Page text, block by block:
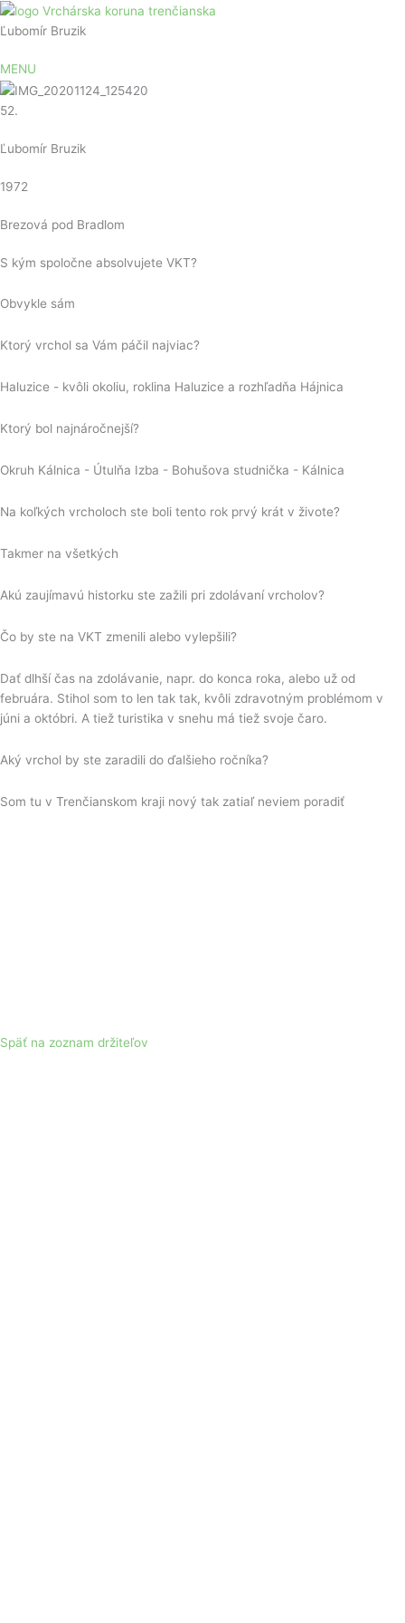
Preskočiť
na
Ľubomír Bruzik
MENU
52.
Ľubomír Bruzik
1972
Brezová pod Bradlom
S kým spoločne absolvujete VKT?
Obvykle sám
Ktorý vrchol sa Vám páčil najviac?
Haluzice - kvôli okoliu, roklina Haluzice a rozhľadňa Hájnica
Ktorý bol najnáročnejší?
Okruh Kálnica - Útulňa Izba - Bohušova studnička - Kálnica
Na koľkých vrcholoch ste boli tento rok prvý krát v živote?
Takmer na všetkých
Akú zaujímavú historku ste zažili pri zdolávaní vrcholov?
Čo by ste na VKT zmenili alebo vylepšili?
Dať dlhší čas na zdolávanie, napr. do konca roka, alebo už od
februára. Stihol som to len tak tak, kvôli zdravotným problémom v
júni a októbri. A tiež turistika v snehu má tiež svoje čaro.
Aký vrchol by ste zaradili do ďalšieho ročníka?
Som tu v Trenčianskom kraji nový tak zatiaľ neviem poradiť
Späť na zoznam držiteľov